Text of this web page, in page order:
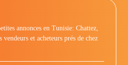
annonces en Tunisie: Chattez,
et acheteurs prés de chez